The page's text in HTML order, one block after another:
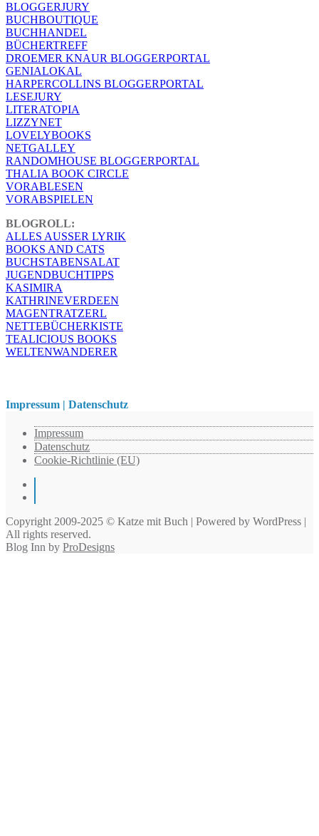
BLOGGERJURY
BUCHBOUTIQUE
BUCHHANDEL
BÜCHERTREFF
DROEMER KNAUR BLOGGERPORTAL
GENIALOKAL
HARPERCOLLINS BLOGGERPORTAL
LESEJURY
LITERATOPIA
LIZZYNET
LOVELYBOOKS
NETGALLEY
RANDOMHOUSE BLOGGERPORTAL
THALIA BOOK CIRCLE
VORABLESEN
VORABSPIELEN
BLOGROLL:
ALLES AUSSER LYRIK
BOOKS AND CATS
BUCHSTABENSALAT
JUGENDBUCHTIPPS
KASIMIRA
KATHRINEVERDEEN
MAGENTRATZERL
NETTEBÜCHERKISTE
TEALICIOUS BOOKS
WELTENWANDERER
Impressum | Datenschutz
Impressum
Datenschutz
Cookie-Richtlinie (EU)
Copyright 2009-2025 © Katze mit Buch | Powered by WordPress |
All rights reserved.
Blog Inn by ProDesigns